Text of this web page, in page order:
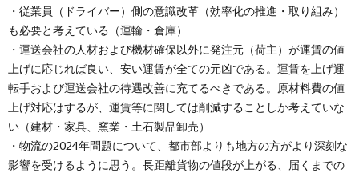
・従業員（ドライバー）側の意識改革（効率化の推進・取り組み）
も必要と考えている（運輸・倉庫）
・運送会社の人材および機材確保以外に発注元（荷主）が運賃の値
上げに応じれば良い、安い運賃が全ての元凶である。運賃を上げ運
転手および運送会社の待遇改善に充てるべきである。原材料費の値
上げ対応はするが、運賃等に関しては削減することしか考えていな
い（建材・家具、窯業・土石製品卸売）
・物流の2024年問題について、都市部よりも地方の方がより深刻な
影響を受けるように思う。長距離貨物の値段が上がる、届くまでの